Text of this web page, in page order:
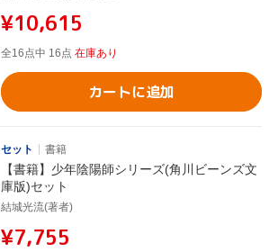
¥10,615
全16点中 16点 在庫あり
カートに追加
セット 書籍
【書籍】少年陰陽師シリーズ(角川ビーンズ文
庫版)セット
結城光流(著者)
¥7,755